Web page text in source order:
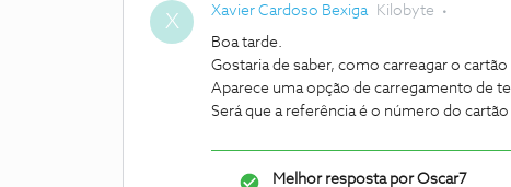
X Xavier Cardoso Bexiga Kilobyte
Boa tarde.
Gostaria de saber, como carreagar o
Aparece uma opção de carregamento de
Será que a referência é o número do cartão
Melhor resposta porOscar7